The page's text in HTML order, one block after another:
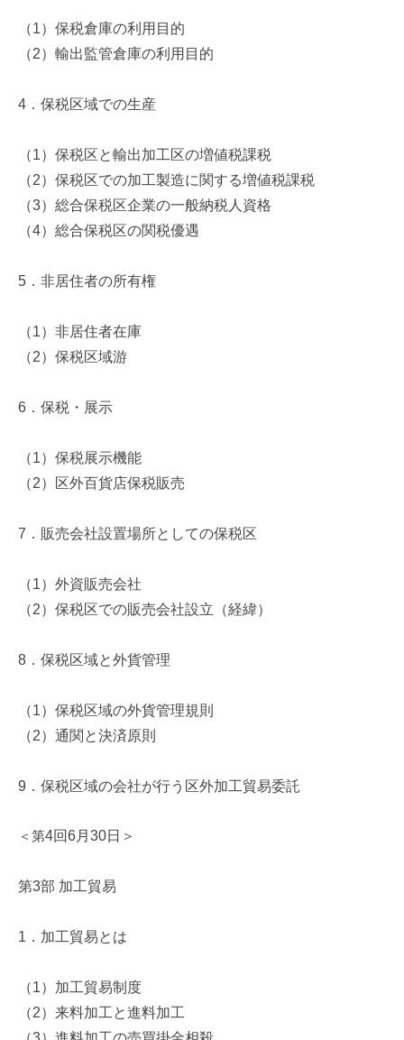
（1）保税倉庫の利用目的
（2）輸出監管倉庫の利用目的
4 ．保税区域での生産
（1）保税区と輸出加工区の増値税課税
（2）保税区での加工製造に関する増値税課税
（3）総合保税区企業の一般納税人資格
（4）総合保税区の関税優遇
5 ．非居住者の所有権
（1）非居住者在庫
（2）保税区域游
6 ．保税・展示
（1）保税展示機能
（2）区外百貨店保税販売
7 ．販売会社設置場所としての保税区
（1）外資販売会社
（2）保税区での販売会社設立（経緯）
8 ．保税区域と外貨管理
（1）保税区域の外貨管理規則
（2）通関と決済原則
9 ．保税区域の会社が行う区外加工貿易委託
＜第4回6月 30日＞
第3部 加工貿易
1 ．加工貿易とは
（1）加工貿易制度
（2）来料加工と進料加工